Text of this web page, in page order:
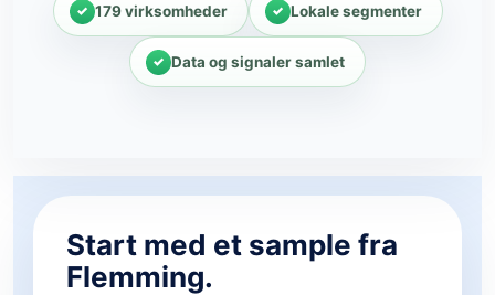
179 virksomheder Lokale segmenter
Data og signaler samlet
Start med et sample fra
Flemming.